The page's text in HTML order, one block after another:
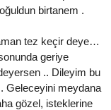
birtanem .
tez keçir deye…
geriye
.. Dileyim bu
Geleceyini meydana
gözel, isteklerine